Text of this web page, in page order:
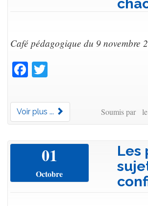
Café pédagogique du 9 novembre
Facebook
Voir plus ... Soumis par le
01
Octobre
Les